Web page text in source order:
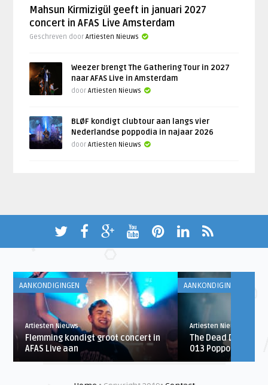
Mahsun Kirmizigül geeft in januari 2027
concert in AFAS Live Amsterdam
Geschreven doorArtiesten Nieuws
Weezer brengt The Gathering Tour in 2027
naar AFAS Live in Amsterdam
doorArtiesten Nieuws
BLØF kondigt clubtour aan langs vier
Nederlandse poppodia in najaar 2026
doorArtiesten Nieuws
AANKONDIGINGEN
Artiesten Nieuws
Flemming kondigt groot concert in
AFAS Live aan
AANKONDIGINGEN
Artiesten Nieuws
The Dead Daisies
013 Poppodium